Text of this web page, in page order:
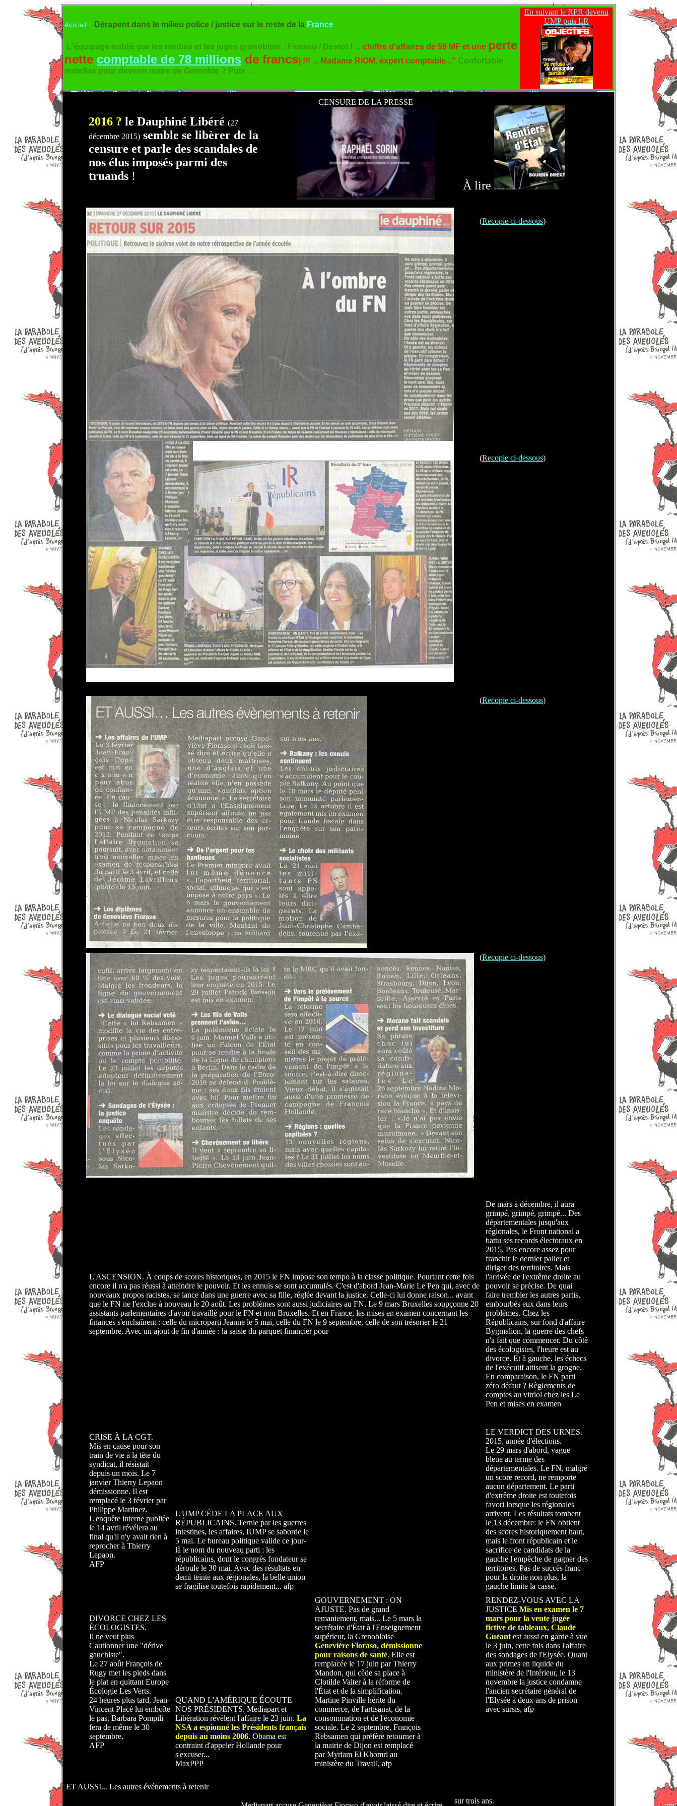
Accueil Dérapent dans le milieu police / justice sur le reste de la France
L'équipage oublié par les médias et les juges grenoblois : Fioraso / Destot ! ... chiffre d'affaires de 59 MF et une perte
nette comptable de 78 millions de francs) !!! ... Madame RIOM, expert comptable..." Confortable
matellas pour devenir maire de Grenoble ? Puis ...
En suivant le RPR devenu
UMP puis LR
2016 ? le Dauphiné Libéré (27
décembre 2015) semble se libèrer de la
censure et parle des scandales de
nos élus imposés parmi des
truands !
CENSURE DE LA PRESSE
À lire
(Recopie ci-dessous)
(Recopie ci-dessous)
(Recopie ci-dessous)
(Recopie ci-dessous)
L'ASCENSION. À coups de scores historiques, en 2015 le FN impose son tempo à la classe politique. Pourtant cette fois
encore il n'a pas réussi à atteindre le pouvoir. Et les ennuis se sont accumulés. C'est d'abord Jean-Marie Le Pen qui, avec de
nouveaux propos racistes, se lance dans une guerre avec sa fille, réglée devant la justice. Celle-ci lui donne raison... avant
que le FN ne l'exclue à nouveau le 20 août. Les problèmes sont aussi judiciaires au FN. Le 9 mars Bruxelles soupçonne 20
assistants parlementaires d'avoir travaillé pour le FN et non Bruxelles. Et en France, les mises en examen concernant les
finances s'enchaînent : celle du microparti Jeanne le 5 mai, celle du FN le 9 septembre, celle de son trésorier le 21
septembre. Avec un ajout de fin d'année : la saisie du parquet financier pour
De mars à décembre, il aura
grimpé, grimpé, grimpé... Des
départementales jusqu'aux
régionales, le Front national a
battu ses records électoraux en
2015. Pas encore assez pour
franchir le dernier palier et
diriger des territoires. Mais
l'arrivée de l'extrême droite au
pouvoir se précise. De quai
faire trembler les autres partis,
embourbés eux dans leurs
problèmes. Chez les
Républicains, sur fond d'affaire
Bygmalion, la guerre des chefs
n'a fait que commencer. Du côté
des écologistes, l'heure est au
divorce. Et à gauche, les échecs
de l'exécutif attisent la grogne.
En comparaison, le FN parti
zéro défaut ? Règlements de
comptes au vitriol chez les Le
Pen et mises en examen
CRISE À LA CGT.
Mis en cause pour son
train de vie à la tête du
syndicat, il résistait
depuis un mois. Le 7
janvier Thierry Lepaon
démissionne. Il est
remplacé le 3 février par
Philippe Martinez.
L'enquête interne publiée
le 14 avril révélera au
final qu'il n'y avait rien à
reprocher à Thierry
Lepaon.
AFP
L'UMP CÈDE LA PLACE AUX
RÉPUBLICAINS. Ternie par les guerres
intestines, les affaires, IUMP se saborde le
5 mai. Le bureau politique valide ce jour-
là le nom du nouveau parti : les
républicains, dont le congrès fondateur se
déroule le 30 mai. Avec des résultats en
demi-teinte aux régionales, la belle union
se fragilise toutefois rapidement... afp
LE VERDICT DES URNES.
2015, année d'élections.
Le 29 mars d'abord, vague
bleue au terme des
départementales. Le FN, malgré
un score record, ne remporte
aucun département. Le parti
d'extrême droite est toutefois
favori lorsque les régionales
arrivent. Les résultats tombent
le 13 décembre: le FN obtient
des scores historiquement haut,
mais le front républicain et le
sacrifice de candidats de la
gauche l'empêche de gagner des
territoires. Pas de succès franc
pour la droite non plus, la
gauche limite la casse.
DIVORCE CHEZ LES
ÉCOLOGISTES.
Il ne veut plus
Cautionner une "dérive
gauchiste".
Le 27 août François de
Rugy met les pieds dans
le plat en quittant Europe
Écologie Les Verts.
24 heures plus tard, Jean-
Vincent Placé lui emboîte
le pas. Barbara Pompili
fera de même le 30
septembre.
AFP
QUAND L'AMÉRIQUE ÉCOUTE
NOS PRÉSIDENTS. Mediapart et
Libération révèlent l'affaire le 23 juin. La
NSA a espionné les Présidents français
depuis au moins 2006. Obama est
contraint d'appeler Hollande pour
s'excuser...
MaxPPP
GOUVERNEMENT : ON
AJUSTE. Pas de grand
remaniement, mais... Le 5 mars la
secrétaire d'État à l'Enseignement
supérieur, la Grenobloise
Genevière Fioraso, démissionne
pour raisons de santé. Elle est
remplacée le 17 juin par Thierry
Mandon, qui cède sa place à
Clotilde Valter à la réforme de
l'État et de la simplification.
Martine Pinville hérite du
commerce, de l'artisanat, de la
consommation et de l'économie
sociale. Le 2 septembre, François
Rebsamen qui préfère retourner à
la mairie de Dijon est remplacé
par Myriam El Khomri au
ministère du Travail, afp
RENDEZ-VOUS AVEC LA
JUSTICE Mis en examen le 7
mars pour la vente jugée
fictive de tableaux, Claude
Guèant est aussi en garde à vue
le 3 juin, cette fois dans l'affaire
des sondages de l'Elysée. Quant
aux primes en liquide du
ministère de l'Intérieur, le 13
novembre la justice condamne
l'ancien secrétaire général de
l'Elysée à deux ans de prison
avec sursis, afp
ET AUSSI... Les autres événements à retenir
sur trois ans.